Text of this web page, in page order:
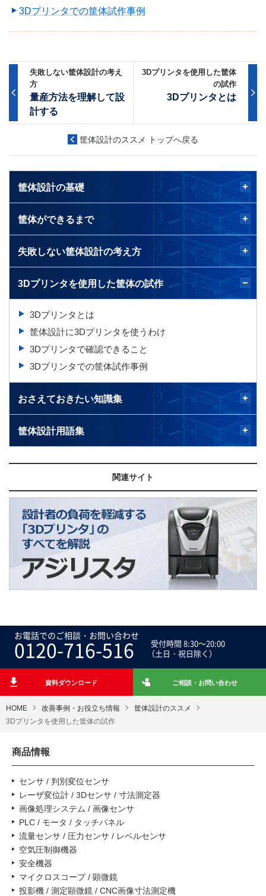
HOME 改善事例・お役立ち情報
筐体設計のススメ
3Dプリンタを使用した筐体の試作
3Dプリンタでの筐体試作事例
失敗しない筐体設計の考え
方
量産方法を理解して設
計する
3Dプリンタを使用した筐体
の試作
3Dプリンタとは
筐体設計のススメ トップへ戻る
筐体設計の基礎
筐体ができるまで
失敗しない筐体設計の考え方
3Dプリンタを使用した筐体の試作
3Dプリンタとは
筐体設計に3Dプリンタを使うわけ
3Dプリンタで確認できること
3Dプリンタでの筐体試作事例
おさえておきたい知識集
筐体設計用語集
関連サイト
お電話でのご相談・お問い合わせ
0120-716-516
受付時間 8:30～20:00
（土日・祝日除く）
資料ダウンロード ご相談・お問い合わせ
商品情報
センサ / 判別変位センサ
レーザ変位計 / 3Dセンサ / 寸法測定器
画像処理システム / 画像センサ
PLC / モータ / タッチパネル
流量センサ / 圧力センサ / レベルセンサ
空気圧制御機器
安全機器
マイクロスコープ / 顕微鏡
投影機 / 測定顕微鏡 / CNC画像寸法測定機